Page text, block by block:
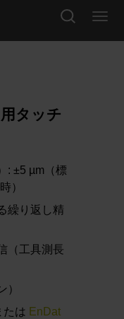
タッチ
: ±5 µm（標
）
繰り返し精
（工具測長
）
たは EnDat